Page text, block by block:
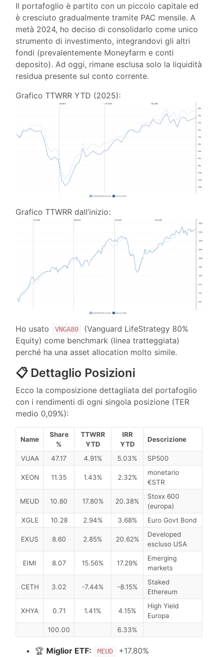
Il portafoglio è partito con un piccolo capitale ed
è cresciuto gradualmente tramite PAC mensile. A
metà 2024, ho deciso di consolidarlo come unico
strumento di investimento, integrandovi gli altri
fondi (prevalentemente Moneyfarm e conti
deposito). Ad oggi, rimane esclusa solo la liquidità
residua presente sul conto corrente.
Grafico TTWRR YTD (2025):
Grafico TTWRR dall’inizio:
Ho usato VNGA80
(Vanguard LifeStrategy 80%
Equity) come benchmark (linea tratteggiata)
perché ha una asset allocation molto simile.
📋 Dettaglio Posizioni
Ecco la composizione dettagliata del portafoglio
con i rendimenti di ogni singola posizione (TER
medio 0,09%):
Name
Share
%
TTWRR
YTD
IRR
YTD
Descrizione
VUAA 47.17 4.91% 5.03% SP500
XEON 11.35 1.43% 2.32%
monetario
€STR
MEUD 10.80 17.80% 20.38%
Stoxx 600
(europa)
XGLE
10.28 2.94% 3.68% Euro Govt Bond
EXUS 8.60 2.85% 20.62%
Developed
escluso USA
EIMI 8.07 15.56% 17.29%
Emerging
markets
CETH 3.02 -7.44% -8.15%
Staked
Ethereum
XHYA 0.71 1.41% 4.15%
High Yield
Europa
100.00
6.33%
🏆 Miglior ETF: MEUD +17.80%